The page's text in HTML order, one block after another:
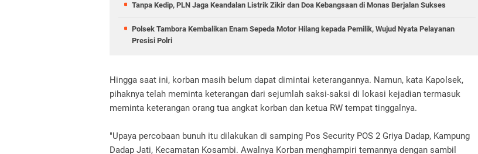
Tanpa Kedip, PLN Jaga Keandalan Listrik Zikir dan Doa Kebangsaan di Monas Berjalan Sukses
Polsek Tambora Kembalikan Enam Sepeda Motor Hilang kepada Pemilik, Wujud Nyata Pelayanan
Presisi Polri
Hingga saat ini, korban masih belum dapat dimintai keterangannya. Namun, kata Kapolsek,
pihaknya telah meminta keterangan dari sejumlah saksi-saksi di lokasi kejadian termasuk
meminta keterangan orang tua angkat korban dan ketua RW tempat tinggalnya.
"Upaya percobaan bunuh itu dilakukan di samping Pos Security POS 2 Griya Dadap, Kampung
Dadap Jati, Kecamatan Kosambi. Awalnya Korban menghampiri temannya dengan sambil